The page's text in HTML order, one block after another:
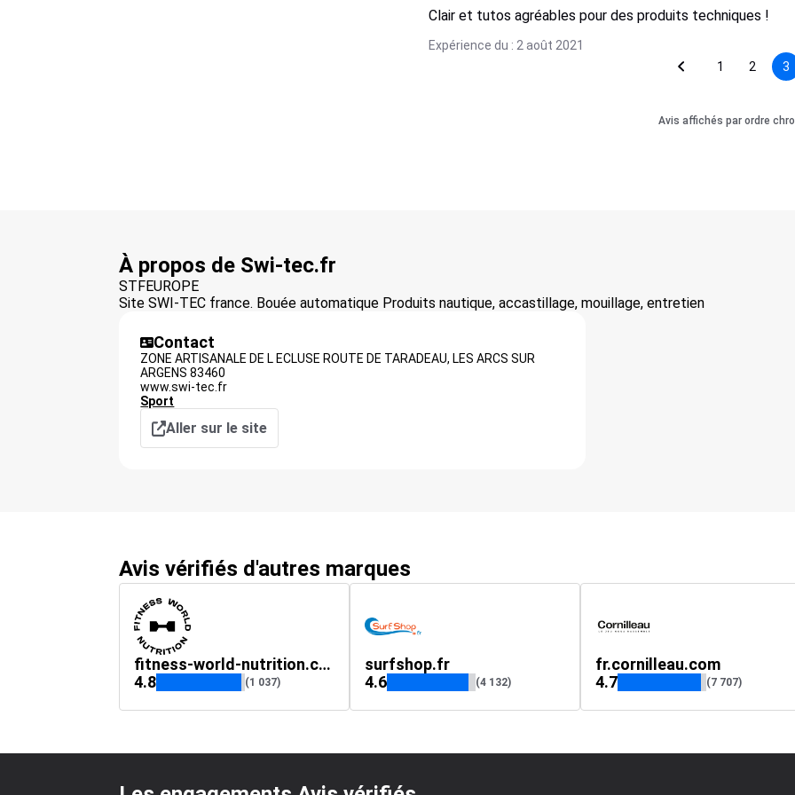
Clair et tutos agréables pour des produits techniques !
Expérience du : 2 août 2021
1
2 3
Avis affichés par ordre
À propos de Swi-tec.fr
STFEUROPE
Site SWI-TEC france. Bouée automatique Produits nautique, accastillage, mouillage, entretien
Contact
ZONE ARTISANALE DE L ECLUSE ROUTE DE TARADEAU, LES ARCS SUR
ARGENS 83460
www.swi-tec.fr
Sport
Aller sur le site
Avis vérifiés d'autres marques
fitness-world-nutrition.com
4.8
(1 037)
surfshop.fr
4.6
(4 132)
fr.cornilleau.com
4.7
(7 707)